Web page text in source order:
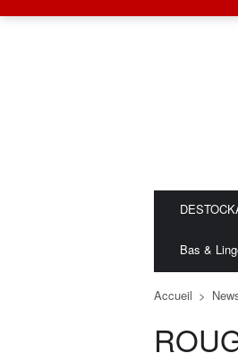
Bas &
Accueil >